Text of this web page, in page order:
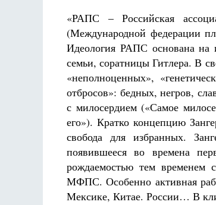
«РАПС – Российская
(Международной федерации
Идеология РАПС основана на
семьи, соратницы Гитлера. В
«неполноценных»,
отбросов»: бедных, негров,
с милосердием («Самое
его»). Кратко концепцию
свобода для избранных.
появившееся во времена
рождаемостью тем временем
МФПС. Особенно активная
Мексике, Китае. России… В